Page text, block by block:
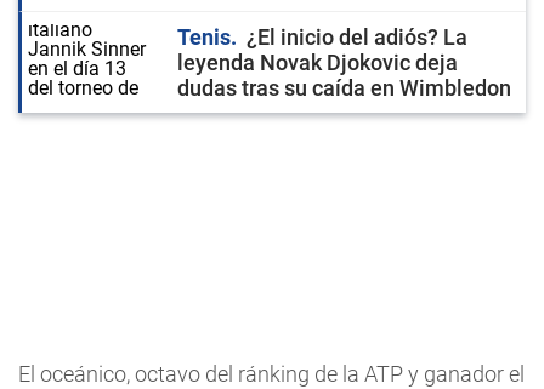
Tenis
¿El inicio del adiós? La
leyenda Novak Djokovic deja
dudas tras su caída en Wimbledon
El oceánico, octavo del ránking de la ATP y ganador el